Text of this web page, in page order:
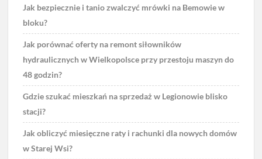
Jak bezpiecznie i tanio zwalczyć mrówki na Bemowie w
bloku?
Jak porównać oferty na remont siłowników
hydraulicznych w Wielkopolsce przy przestoju maszyn do
48 godzin?
Gdzie szukać mieszkań na sprzedaż w Legionowie blisko
stacji?
Jak obliczyć miesięczne raty i rachunki dla nowych domów
w Starej Wsi?